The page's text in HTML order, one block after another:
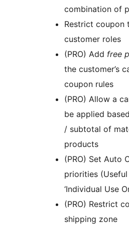
combination of
Restrict coupon
customer roles
(PRO) Add free
the customer’s
coupon rules
(PRO) Allow a
be applied
/ subtotal of
products
(PRO) Set Auto
priorities
‘Individual Use
(PRO) Restrict
shipping zone